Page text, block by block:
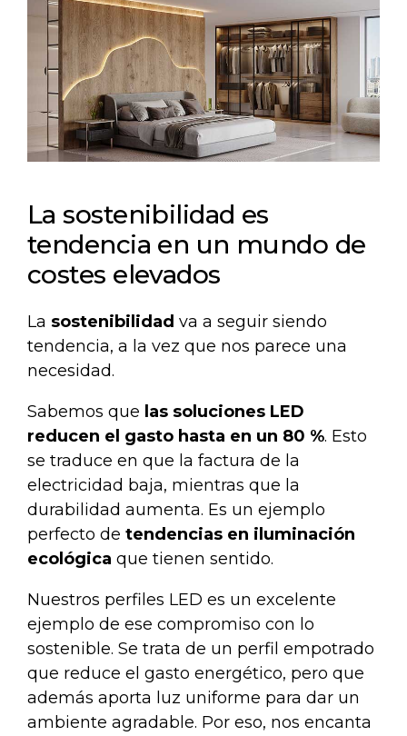
La sostenibilidad es
tendencia en un mundo de
costes elevados
La sostenibilidad va a seguir siendo
tendencia, a la vez que nos parece una
necesidad.
Sabemos que las soluciones LED
reducen el gasto hasta en un 80 %. Esto
se traduce en que la factura de la
electricidad baja, mientras que la
durabilidad aumenta. Es un ejemplo
perfecto de tendencias en iluminación
ecológica que tienen sentido.
Nuestros perfiles LED es un excelente
ejemplo de ese compromiso con lo
sostenible. Se trata de un perfil empotrado
que reduce el gasto energético, pero que
además aporta luz uniforme para dar un
ambiente agradable. Por eso, nos encanta